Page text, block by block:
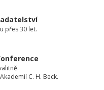
přes 30 let.
C. H. Beck.